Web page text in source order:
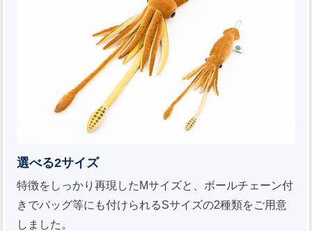
選べる2サイズ
特徴をしっかり再現したMサイズと、ボールチェーン付
きでバッグ等にも付けられるSサイズの2種類をご用意
しました。